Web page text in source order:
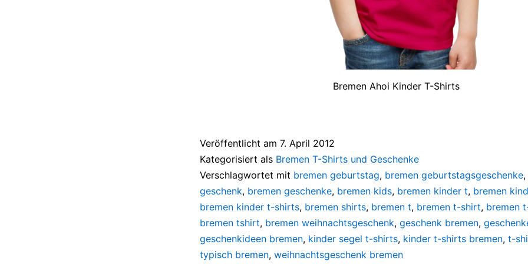
Bremen Ahoi Kinder T-Shirts
Veröffentlicht am 7. April 2012
Kategorisiert als Bremen T-Shirts und Geschenke
Verschlagwortet mit bremen geburtstag, bremen geburtstagsgeschenke,
geschenk, bremen geschenke, bremen kids, bremen kinder t, bremen
bremen kinder t-shirts, bremen shirts, bremen t, bremen t-shirt, bremen
bremen tshirt, bremen weihnachtsgeschenk, geschenk bremen,
geschenkideen bremen, kinder segel t-shirts, kinder t-shirts bremen, t-
typisch bremen, weihnachtsgeschenk bremen